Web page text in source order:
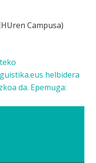
Campusa)
helbidera
da. Epemuga: